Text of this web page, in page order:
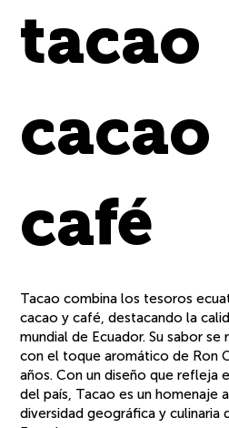
tacao
cacao
café
Tacao combina los tesoros
cacao y café, destacando la
mundial de Ecuador. Su sabor se
con el toque aromático de Ron
años. Con un diseño que refleja
del país, Tacao es un homenaje
diversidad geográfica y culinaria